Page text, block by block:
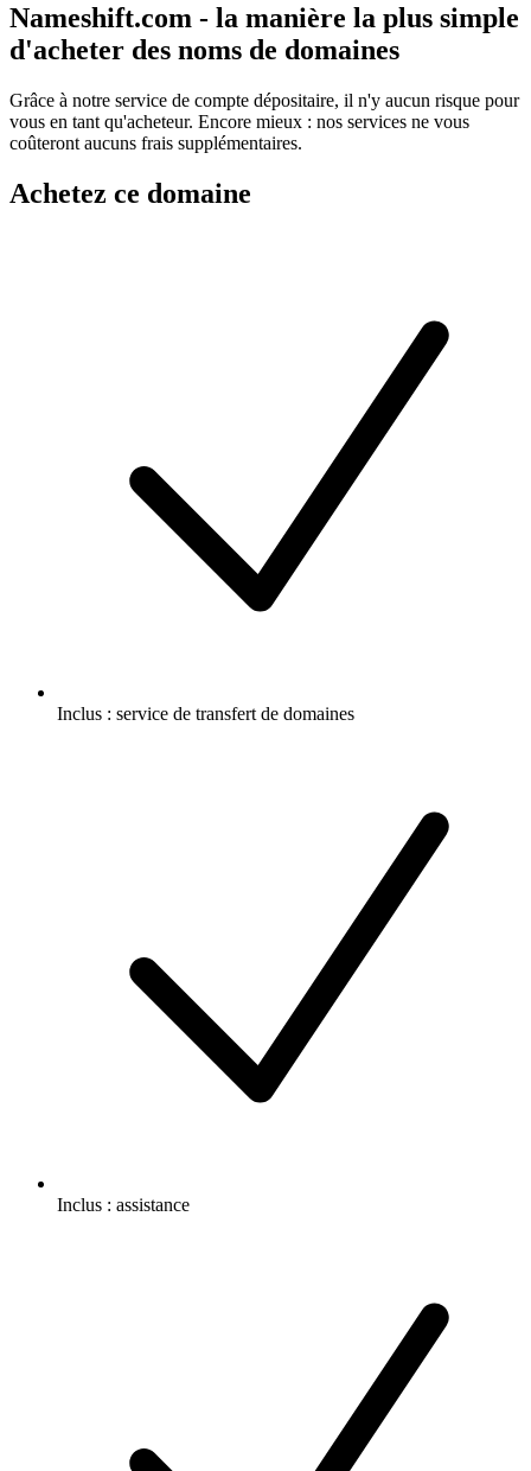
Nameshift.com - la manière la plus simple
d'acheter des noms de domaines
Grâce à notre service de compte dépositaire, il n'y aucun risque pour
vous en tant qu'acheteur. Encore mieux : nos services ne vous
coûteront aucuns frais supplémentaires.
Achetez ce domaine
Inclus : service de transfert de domaines
Inclus : assistance